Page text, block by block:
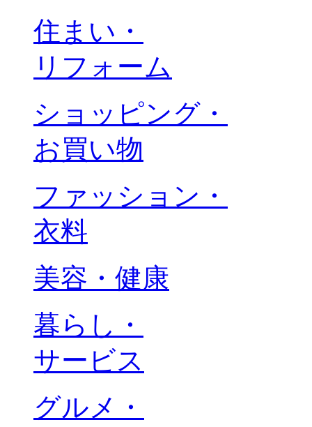
住まい・
リフォーム
ショッピング・
お買い物
ファッション・
衣料
美容・健康
暮らし・
サービス
グルメ・